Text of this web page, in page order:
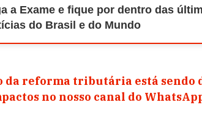
a Exame e fique por dentro das
do Brasil e do Mundo
da reforma tributária está sendo
no nosso canal do